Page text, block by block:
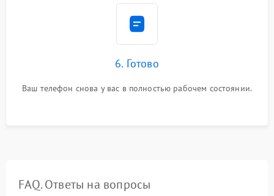
6. Готово
Ваш телефон снова у вас в полностью рабочем состоянии.
FAQ. Ответы на вопросы